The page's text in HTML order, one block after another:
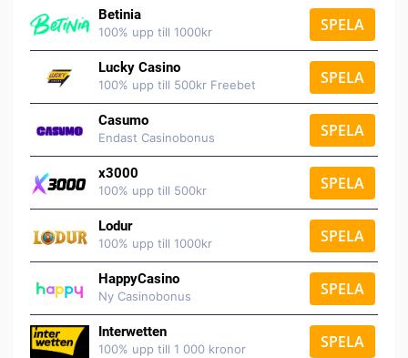
Betinia
100% upp till 1000kr SPELA
Lucky Casino
100% upp till 500kr Freebet SPELA
Casumo
Endast Casinobonus SPELA
x3000
100% upp till 500kr SPELA
Lodur
100% upp till 1000kr SPELA
HappyCasino
Ny Casinobonus SPELA
Interwetten
100% upp till 1 000 kronor SPELA